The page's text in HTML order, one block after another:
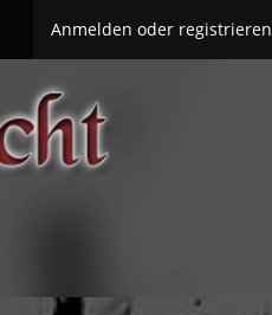
Anmelden oder registrieren